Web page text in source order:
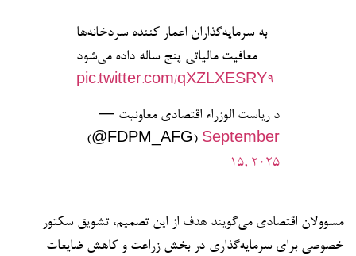
به سرمایه‌گذاران اعمار کننده سردخانه‌ها
معافیت مالیاتی پنج ساله داده می‌شود
pic.twitter.com/qXZLXESRY9
— د ریاست الوزراء اقتصادي معاونیت
(@FDPM_AFG) September
15, 2025
مسوولان اقتصادی می‌گویند هدف از این تصمیم، تشویق سکتور
خصوصی برای سرمایه‌گذاری در بخش زراعت و کاهش ضایعات